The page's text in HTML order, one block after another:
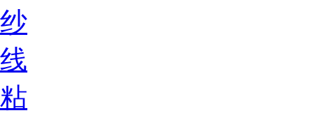
纱
线
粘